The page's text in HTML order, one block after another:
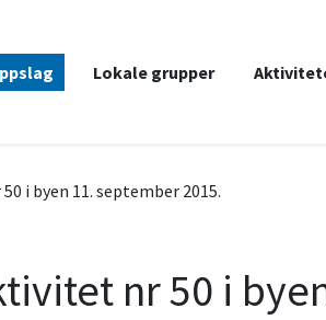
Lokale grupper
i byen 11. september 2015.
nr 50 i